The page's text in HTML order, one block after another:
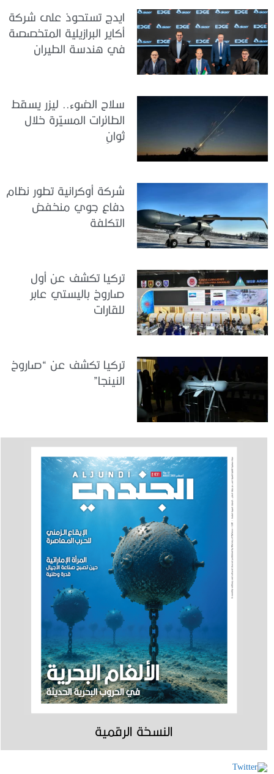
ايدج تستحوذ على شركة
أكاير البرازيلية المتخصصة
في هندسة الطيران
سلاح الضوء.. ليزر يسقط
الطائرات المسيّرة خلال
ثوانٍ
شركة أوكرانية تطور نظام
دفاع جوي منخفض
التكلفة
تركيا تكشف عن أول
صاروخ باليستي عابر
للقارات
تركيا تكشف عن “صاروخ
النينجا”
النسخة الرقمية